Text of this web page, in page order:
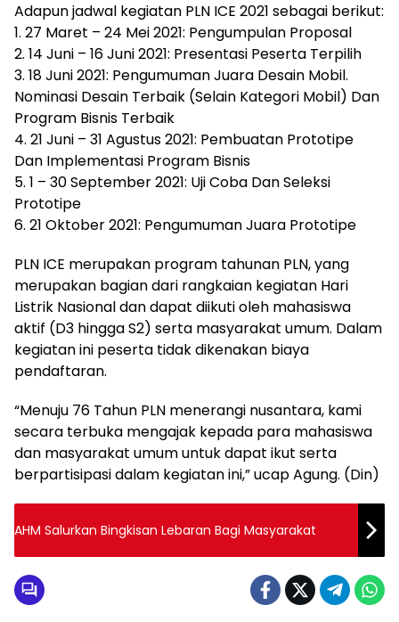
Adapun jadwal kegiatan PLN ICE 2021 sebagai berikut:
1. 27 Maret – 24 Mei 2021: Pengumpulan Proposal
2. 14 Juni – 16 Juni 2021: Presentasi Peserta Terpilih
3. 18 Juni 2021: Pengumuman Juara Desain Mobil.
Nominasi Desain Terbaik (Selain Kategori Mobil) Dan
Program Bisnis Terbaik
4. 21 Juni – 31 Agustus 2021: Pembuatan Prototipe
Dan Implementasi Program Bisnis
5. 1 – 30 September 2021: Uji Coba Dan Seleksi
Prototipe
6. 21 Oktober 2021: Pengumuman Juara Prototipe
PLN ICE merupakan program tahunan PLN, yang
merupakan bagian dari rangkaian kegiatan Hari
Listrik Nasional dan dapat diikuti oleh mahasiswa
aktif (D3 hingga S2) serta masyarakat umum. Dalam
kegiatan ini peserta tidak dikenakan biaya
pendaftaran.
“Menuju 76 Tahun PLN menerangi nusantara, kami
secara terbuka mengajak kepada para mahasiswa
dan masyarakat umum untuk dapat ikut serta
berpartisipasi dalam kegiatan ini,” ucap Agung. (Din)
AHM Salurkan Bingkisan Lebaran Bagi Masyarakat